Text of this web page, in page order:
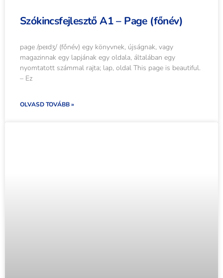
Szókincsfejlesztő A1 – Page (főnév)
page /peɪdʒ/ (főnév) egy könyvnek, újságnak, vagy
magazinnak egy lapjának egy oldala, általában egy
nyomtatott számmal rajta; lap, oldal This page is beautiful.
– Ez
OLVASD TOVÁBB »